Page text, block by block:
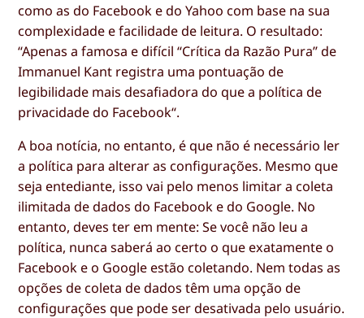
como as do Facebook e do Yahoo com base na sua
complexidade e facilidade de leitura. O resultado:
“Apenas a famosa e difícil “Crítica da Razão Pura” de
Immanuel Kant registra uma pontuação de
legibilidade mais desafiadora do que a política de
privacidade do Facebook“.
A boa notícia, no entanto, é que não é necessário ler
a política para alterar as configurações. Mesmo que
seja entediante, isso vai pelo menos limitar a coleta
ilimitada de dados do Facebook e do Google. No
entanto, deves ter em mente: Se você não leu a
política, nunca saberá ao certo o que exatamente o
Facebook e o Google estão coletando. Nem todas as
opções de coleta de dados têm uma opção de
configurações que pode ser desativada pelo usuário.